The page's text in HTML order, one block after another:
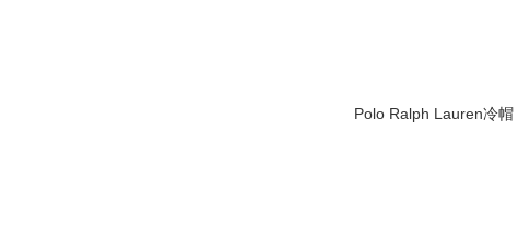
Polo Ralph Lauren冷帽